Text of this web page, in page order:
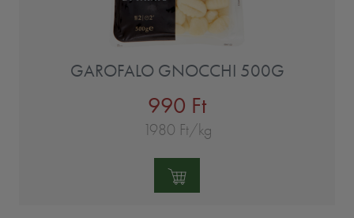
GAROFALO GNOCCHI 500G
990 Ft
1980 Ft/kg
Mennyiség: